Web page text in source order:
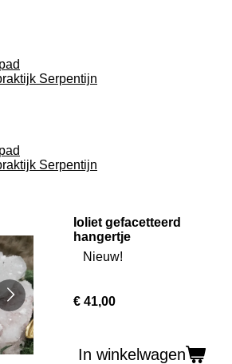
Serpentijn
Serpentijn
Ioliet gefacetteerd
hangertje
Nieuw!
€ 41,00
In winkelwagen